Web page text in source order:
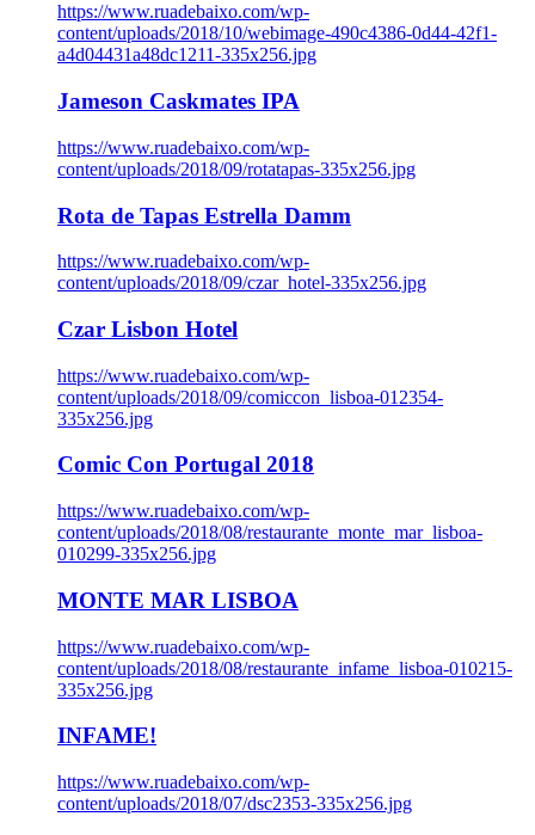
https://www.ruadebaixo.com/wp-
content/uploads/2018/10/webimage-490c4386-0d44-42f1-
a4d04431a48dc1211-335x256.jpg
Jameson Caskmates IPA
https://www.ruadebaixo.com/wp-
content/uploads/2018/09/rotatapas-335x256.jpg
Rota de Tapas Estrella Damm
https://www.ruadebaixo.com/wp-
content/uploads/2018/09/czar_hotel-335x256.jpg
Czar Lisbon Hotel
https://www.ruadebaixo.com/wp-
content/uploads/2018/09/comiccon_lisboa-012354-
335x256.jpg
Comic Con Portugal 2018
https://www.ruadebaixo.com/wp-
content/uploads/2018/08/restaurante_monte_mar_lisboa-
010299-335x256.jpg
MONTE MAR LISBOA
https://www.ruadebaixo.com/wp-
content/uploads/2018/08/restaurante_infame_lisboa-010215-
335x256.jpg
INFAME!
https://www.ruadebaixo.com/wp-
content/uploads/2018/07/dsc2353-335x256.jpg